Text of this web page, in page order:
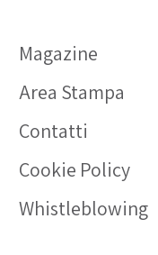
Magazine
Area Stampa
Contatti
Cookie Policy
Whistleblowing